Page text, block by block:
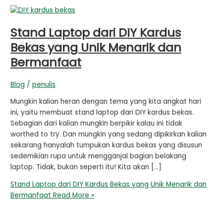
Stand Laptop dari DIY Kardus
Bekas yang Unik Menarik dan
Bermanfaat
Blog /penulis
Mungkin kalian heran dengan tema yang kita angkat hari
ini, yaitu membuat stand laptop dari DIY kardus bekas.
Sebagian dari kalian mungkin berpikir kalau ini tidak
worthed to try. Dan mungkin yang sedang dipikirkan kalian
sekarang hanyalah tumpukan kardus bekas yang disusun
sedemikian rupa untuk mengganjal bagian belakang
laptop. Tidak, bukan seperti itu! Kita akan […]
Stand Laptop dari DIY Kardus Bekas yang Unik Menarik dan
Bermanfaat Read More »